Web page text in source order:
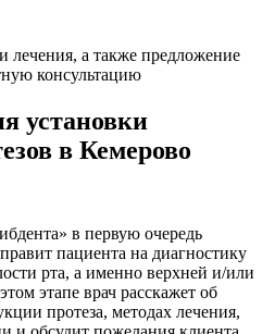
лечения, а также предложение
консультацию
установки
в Кемерово
в первую очередь
пациента на диагностику
рта, а именно верхней и/или
этапе врач расскажет об
протеза, методах лечения,